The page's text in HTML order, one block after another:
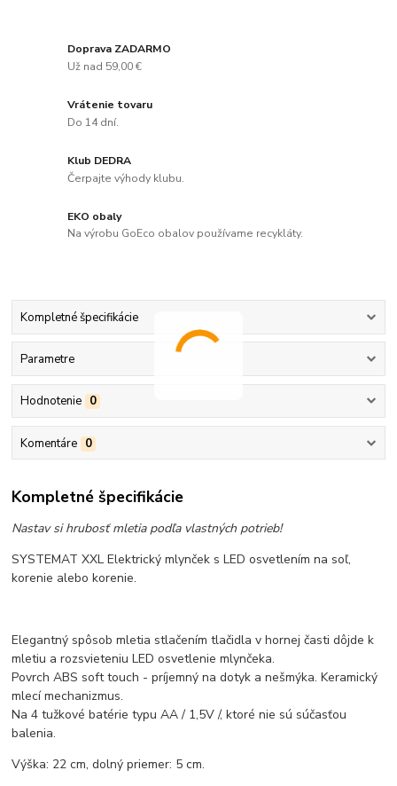
Doprava ZADARMO
Už nad 59,00 €
Vrátenie tovaru
Do 14 dní.
Klub DEDRA
Čerpajte výhody klubu.
EKO obaly
Na výrobu GoEco obalov používame recykláty.
Kompletné špecifikácie
Parametre
Hodnotenie 0
Komentáre 0
Kompletné špecifikácie
Nastav si hrubosť mletia podľa vlastných potrieb!
SYSTEMAT XXL Elektrický mlynček s LED osvetlením na soľ,
korenie alebo korenie.
Elegantný spôsob mletia stlačením tlačidla v hornej časti dôjde k
mletiu a rozsvieteniu LED osvetlenie mlynčeka.
Povrch ABS soft touch - príjemný na dotyk a nešmýka. Keramický
mlecí mechanizmus.
Na 4 tužkové batérie typu AA / 1,5V /, ktoré nie sú súčasťou
balenia.
Výška: 22 cm, dolný priemer: 5 cm.